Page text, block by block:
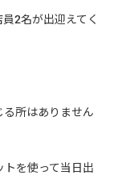
2名が出迎えてく
所はありません
を使って当日出